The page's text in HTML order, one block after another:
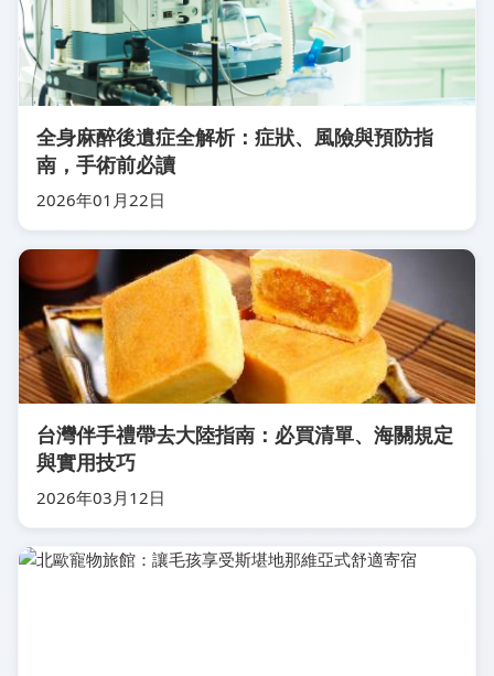
全身麻醉後遺症全解析：症狀、風險與預防指
南，手術前必讀
2026年01月22日
台灣伴手禮帶去大陸指南：必買清單、海關規定
與實用技巧
2026年03月12日